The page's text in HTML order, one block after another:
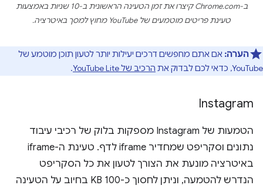
ב-Chrome.com קיצרו את זמן הטעינה הראשונית ב-10 שניות באמצעות
טעינת פריטים מוטמעים של YouTube מחוץ למסך באיטרציה.
הערה: אם אתם מחפשים דרכים יעילות יותר לטעון תוכן מוטמע של
YouTube, כדאי לכם לבדוק את
הרכיב של YouTube Lite .
Instagram
הטמעות של Instagram מספקות בלוק של רכיבי עיבוד
נתונים וסקריפט שמחדיר iframe לדף. טעינת ה-iframe
באיטרציה מונעת את הצורך לטעון את כל הסקריפט
הנדרש להטמעה, וניתן לחסוך כ-100 KB בחיוב על הטעינה